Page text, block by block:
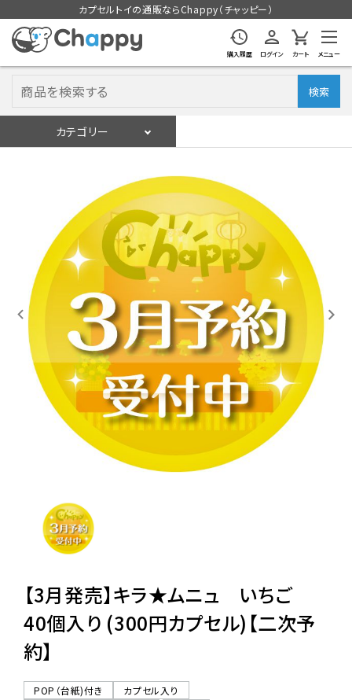
カプセルトイの通販ならChappy（チャッピー）
購入履歴 ログイン カート メニュー
検索
カテゴリー
入荷スケジュールをチェック
カプセルトイマシン本体
カプセルトイ
販促用空カプセル
レンタル
景品・玩具・文具
販促用カプセルトイ
【3月発売】キラ★ムニュ いちご
40個入り (300円カプセル)【二次予
約】
POP（台紙)付き
カプセル入り